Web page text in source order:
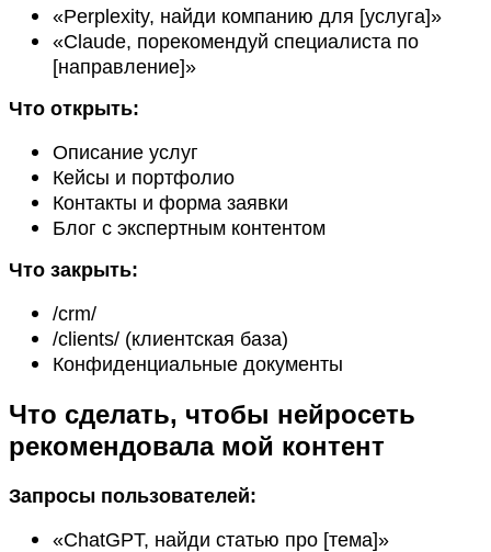
«Perplexity, найди компанию для [услуга]»
«Claude, порекомендуй специалиста по
[направление]»
Что открыть:
Описание услуг
Кейсы и портфолио
Контакты и форма заявки
Блог с экспертным контентом
Что закрыть:
/crm/
/clients/ (клиентская база)
Конфиденциальные документы
Что сделать, чтобы нейросеть
рекомендовала мой контент
Запросы пользователей:
«ChatGPT, найди статью про [тема]»